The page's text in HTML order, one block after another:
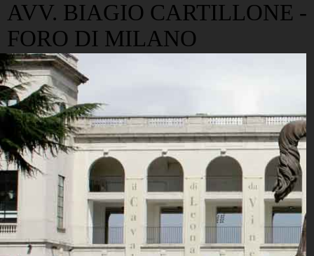
AVV. BIAGIO CARTILLONE -
FORO DI MILANO